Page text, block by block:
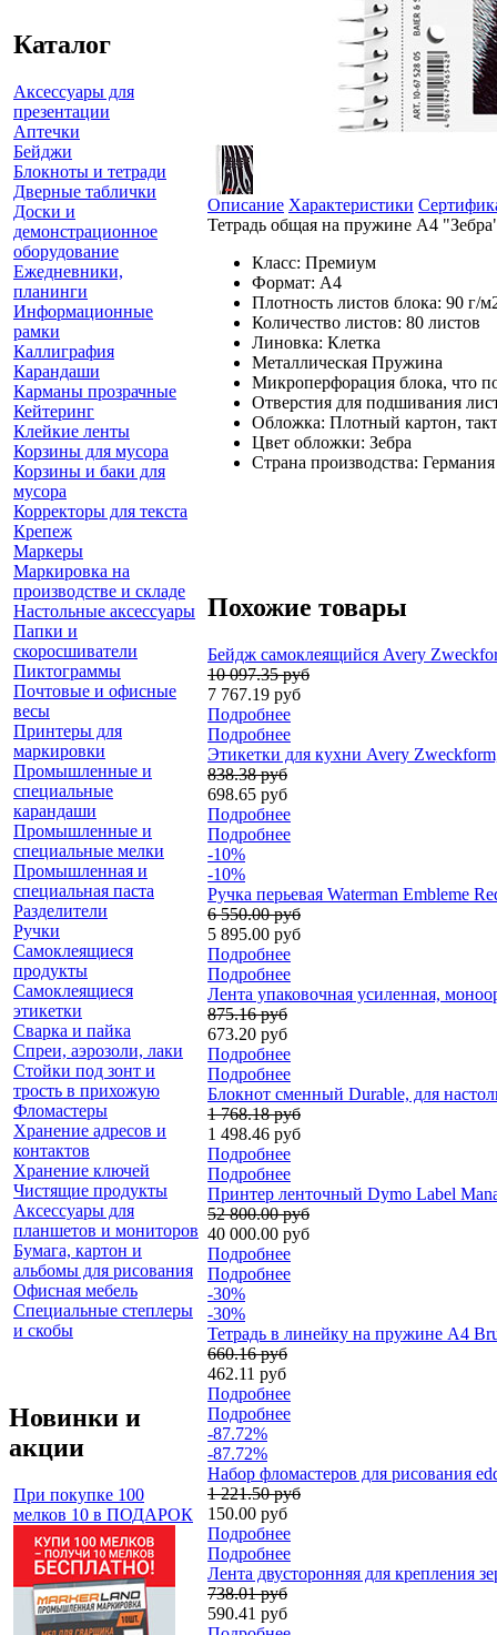
Каталог
Аксессуары для
презентации
Аптечки
Бейджи
Блокноты и тетради
Дверные таблички
Доски и
демонстрационное
оборудование
Ежедневники,
планинги
Информационные
рамки
Каллиграфия
Карандаши
Карманы прозрачные
Кейтеринг
Клейкие ленты
Корзины для мусора
Корзины и баки для
мусора
Корректоры для текста
Крепеж
Маркеры
Маркировка на
производстве и складе
Настольные аксессуары
Папки и
скоросшиватели
Пиктограммы
Почтовые и офисные
весы
Принтеры для
маркировки
Промышленные и
специальные
карандаши
Промышленные и
специальные мелки
Промышленная и
специальная паста
Разделители
Ручки
Самоклеящиеся
продукты
Самоклеящиеся
этикетки
Сварка и пайка
Спреи, аэрозоли, лаки
Стойки под зонт и
трость в прихожую
Фломастеры
Хранение адресов и
контактов
Хранение ключей
Чистящие продукты
Аксессуары для
планшетов и мониторов
Бумага, картон и
альбомы для рисования
Офисная мебель
Специальные степлеры
и скобы
Новинки и
акции
При покупке 100
мелков 10 в ПОДАРОК
Описание Характеристики
Тетрадь общая на пружине А4
Класс:
Плотность листов
Количество листов: 80 листов
Линовка:
Металлическая
Микроперфорация блока, что
Отверстия для подшивания
Обложка: Плотный картон,
Цвет обложки:
Страна производства: Германия
Похожие товары
Бейдж самоклеящийся Avery
10 097.35 руб
7 767.19 руб
Подробнее
Подробнее
Этикетки для кухни Avery
838.38 руб
698.65 руб
Подробнее
Подробнее
-10%
-10%
Ручка перьевая Waterman Embleme
6 550.00 руб
5 895.00 руб
Подробнее
Подробнее
Лента упаковочная усиленная,
875.16 руб
673.20 руб
Подробнее
Подробнее
Блокнот сменный Durable, для
1 768.18 руб
1 498.46 руб
Подробнее
Подробнее
Принтер ленточный Dymo Label
52 800.00 руб
40 000.00 руб
Подробнее
Подробнее
-30%
-30%
Тетрадь в линейку на пружине А4
660.16 руб
462.11 руб
Подробнее
Подробнее
-87.72%
-87.72%
Набор фломастеров для рисования
1 221.50 руб
150.00 руб
Подробнее
Подробнее
Лента двусторонняя для крепления
738.01 руб
590.41 руб